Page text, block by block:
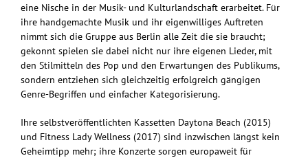
eine Nische in der Musik- und Kulturlandschaft erarbeitet. Für
ihre handgemachte Musik und ihr eigenwilliges Auftreten
nimmt sich die Gruppe aus Berlin alle Zeit die sie braucht;
gekonnt spielen sie dabei nicht nur ihre eigenen Lieder, mit
den Stilmitteln des Pop und den Erwartungen des Publikums,
sondern entziehen sich gleichzeitig erfolgreich gängigen
Genre-Begriffen und einfacher Kategorisierung.
Ihre selbstveröffentlichten Kassetten Daytona Beach (2015)
und Fitness Lady Wellness (2017) sind inzwischen längst kein
Geheimtipp mehr; ihre Konzerte sorgen europaweit für